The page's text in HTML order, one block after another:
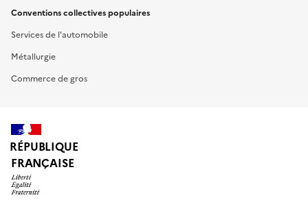
Conventions collectives populaires
Services de l'automobile
Métallurgie
Commerce de gros
RÉPUBLIQUE
FRANÇAISE